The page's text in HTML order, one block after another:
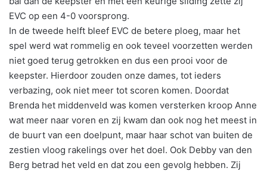
EVC op een 4-0 voorsprong.
In de tweede helft bleef EVC de betere ploeg, maar het
spel werd wat rommelig en ook teveel voorzetten werden
niet goed terug getrokken en dus een prooi voor de
keepster. Hierdoor zouden onze dames, tot ieders
verbazing, ook niet meer tot scoren komen. Doordat
Brenda het middenveld was komen versterken kroop Anne
wat meer naar voren en zij kwam dan ook nog het meest in
de buurt van een doelpunt, maar haar schot van buiten de
zestien vloog rakelings over het doel. Ook Debby van den
Berg betrad het veld en dat zou een gevolg hebben. Zij